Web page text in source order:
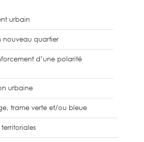
urbain
nouveau quartier
d’une polarité
urbaine
trame verte et/ou bleue